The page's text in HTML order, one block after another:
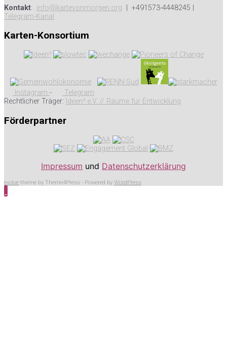
Kontakt: info@kartevonmorgen.org | +491573-4448245 |
Telegram-Kanal
Karten-Konsortium
Instagram -
Telegram
Rechtlicher Träger: Ideen³ e.V. // Räume für Entwicklung
Förderpartner
Impressum und Datenschutzerklärung
evolve theme by Theme4Press - Powered by WordPress